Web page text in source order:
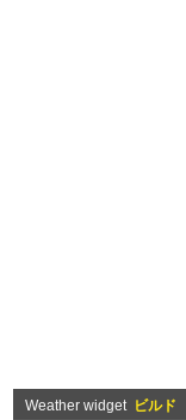
Weather widget ビルド